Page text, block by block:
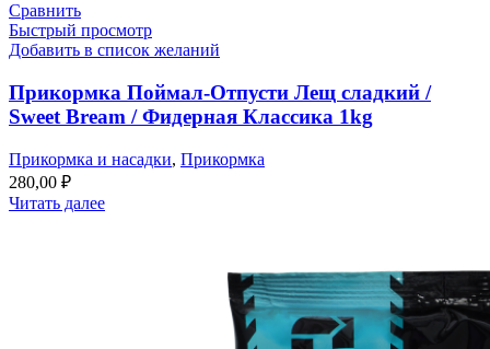
Сравнить
Быстрый просмотр
Добавить в список желаний
Прикормка Поймал-Отпусти Лещ сладкий /
Sweet Bream / Фидерная Классика 1kg
Прикормка и насадки, Прикормка
280,00 ₽
Читать далее